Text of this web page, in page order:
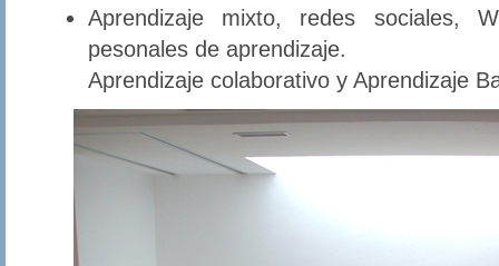
Aprendizaje mixto, redes sociales,
pesonales de aprendizaje.
Aprendizaje colaborativo y Aprendizaje